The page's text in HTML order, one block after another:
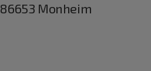
86653 Monheim